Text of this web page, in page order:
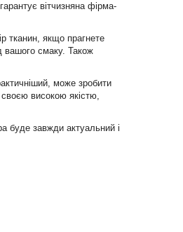
вітчизняна фірма-
тканин, якщо прагнете
вашого смаку. Також
може зробити
високою якістю,
буде завжди актуальний і